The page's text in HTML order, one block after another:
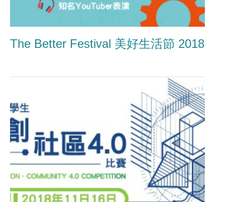
The Better Festival 美好生活節 2018